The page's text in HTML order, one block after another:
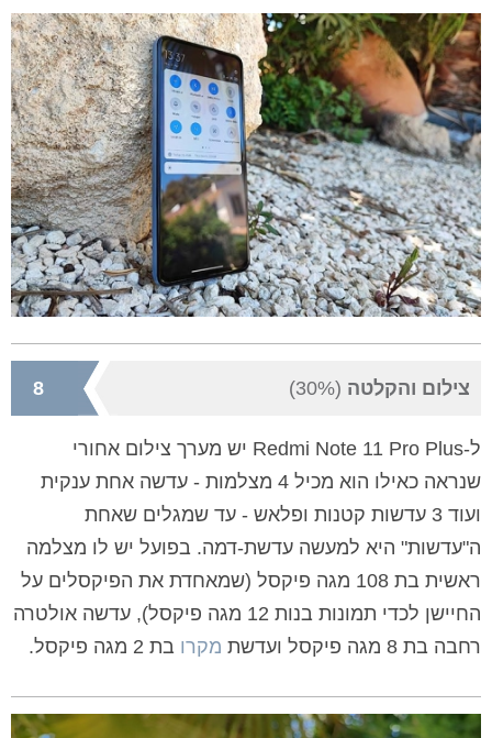
צילום והקלטה (30%)
8
ל-Redmi Note 11 Pro Plus יש מערך צילום אחורי
שנראה כאילו הוא מכיל 4 מצלמות - עדשה אחת ענקית
ועוד 3 עדשות קטנות ופלאש - עד שמגלים שאחת
ה"עדשות" היא למעשה עדשת-דמה. בפועל יש לו מצלמה
ראשית בת 108 מגה פיקסל (שמאחדת את הפיקסלים על
החיישן לכדי תמונות בנות 12 מגה פיקסל), עדשה אולטרה
רחבה בת 8 מגה פיקסל ועדשת
מקרו בת 2 מגה פיקסל.